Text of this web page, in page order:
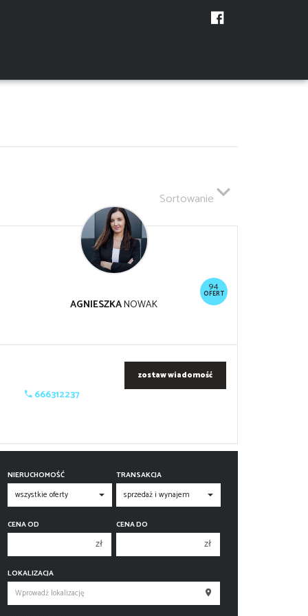
Sortowanie
94
OFERT
AGNIESZKANOWAK
666312237
zostaw wiadomość
NIERUCHOMOŚĆ TRANSAKCJA
CENA OD
zł
250 000 zł
CENA DO
zł
250 000 zł
LOKALIZACJA